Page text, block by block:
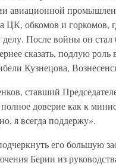
авиационной
ЦК, обкомов и
После войны он
сказать, подлую
Кузнецова,
ставший
доверие как к
я всегда поддержу».
его большую
Берии из